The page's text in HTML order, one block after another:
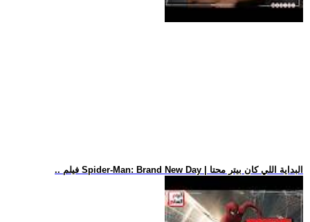
.. فيلم Spider-Man: Brand New Day | البداية اللي كان بيتر محتا